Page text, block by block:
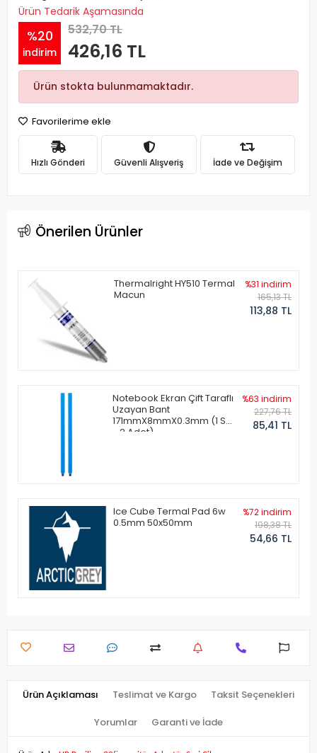
Ürün Tedarik Aşamasında
%20
indirim
532,70 TL
426,16 TL
Ürün stokta bulunmamaktadır.
Favorilerime ekle
Hızlı Gönderi Güvenli Alışveriş İade ve Değişim
Önerilen Ürünler
Thermalright HY510 Termal
Macun
%31 indirim
165,13 TL
113,88 TL
Notebook Ekran Çift Taraflı
Uzayan Bant
171mmX8mmX0.3mm (1 Set
- 2 Adet)
%63 indirim
227,76 TL
85,41 TL
Ice Cube Termal Pad 6w
0.5mm 50x50mm
%72 indirim
198,38 TL
54,66 TL
Ürün Açıklaması Teslimat ve Kargo Taksit Seçenekleri
Yorumlar Garanti ve İade